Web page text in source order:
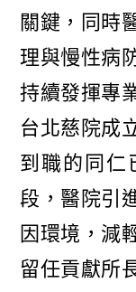
關鍵，同時
理與慢性病
持續發揮專
台北慈院成
到職的同仁
段，醫院引
因環境，減
留任貢獻所